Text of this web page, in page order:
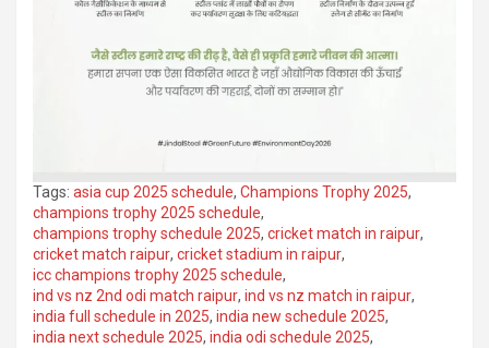
Tags: asia cup 2025 schedule, Champions Trophy 2025,
champions trophy 2025 schedule,
champions trophy schedule 2025, cricket match in raipur,
cricket match raipur, cricket stadium in raipur,
icc champions trophy 2025 schedule,
ind vs nz 2nd odi match raipur, ind vs nz match in raipur,
india full schedule in 2025, india new schedule 2025,
india next schedule 2025, india odi schedule 2025,